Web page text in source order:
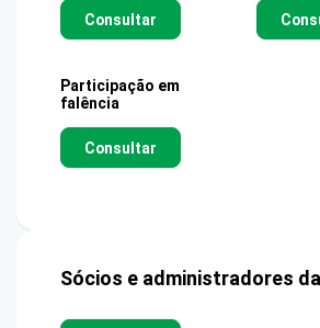
Consultar
Participação em
falência
Consultar
Sócios e administradores